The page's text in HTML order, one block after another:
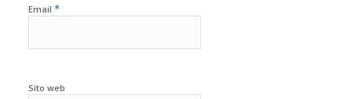
Email *
Sito web